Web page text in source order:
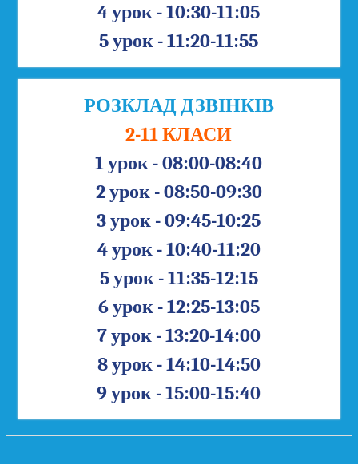
4 урок - 10:30-11:05
5 урок - 11:20-11:55
РОЗКЛАД ДЗВІНКІВ
2-11 КЛАСИ
1 урок - 08:00-08:40
2 урок - 08:50-09:30
3 урок - 09:45-10:25
4 урок - 10:40-11:20
5 урок - 11:35-12:15
6 урок - 12:25-13:05
7 урок - 13:20-14:00
8 урок - 14:10-14:50
9 урок - 15:00-15:40